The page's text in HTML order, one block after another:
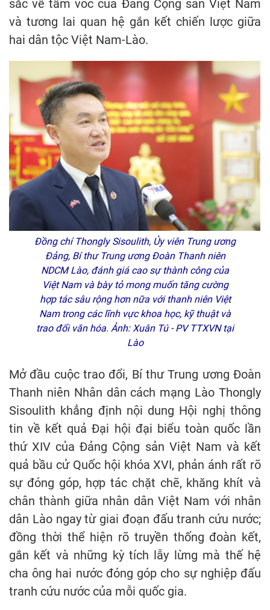
sắc về tầm vóc của Đảng Cộng sản Việt Nam
và tương lai quan hệ gắn kết chiến lược giữa
hai dân tộc Việt Nam-Lào.
Đồng chí Thongly Sisoulith, Ủy viên Trung ương
Đảng, Bí thư Trung ương Đoàn Thanh niên
NDCM Lào, đánh giá cao sự thành công của
Việt Nam và bày tỏ mong muốn tăng cường
hợp tác sâu rộng hơn nữa với thanh niên Việt
Nam trong các lĩnh vực khoa học, kỹ thuật và
trao đổi văn hóa. Ảnh: Xuân Tú - PV TTXVN tại
Lào
Mở đầu cuộc trao đổi, Bí thư Trung ương Đoàn
Thanh niên Nhân dân cách mạng Lào Thongly
Sisoulith khẳng định nội dung Hội nghị thông
tin về kết quả Đại hội đại biểu toàn quốc lần
thứ XIV của Đảng Cộng sản Việt Nam và kết
quả bầu cử Quốc hội khóa XVI, phản ánh rất rõ
sự đóng góp, hợp tác chặt chẽ, khăng khít và
chân thành giữa nhân dân Việt Nam với nhân
dân Lào ngay từ giai đoạn đấu tranh cứu nước;
đồng thời thể hiện rõ truyền thống đoàn kết,
gắn kết và những kỳ tích lẫy lừng mà thế hệ
cha ông hai nước đóng góp cho sự nghiệp đấu
tranh cứu nước của mỗi quốc gia.